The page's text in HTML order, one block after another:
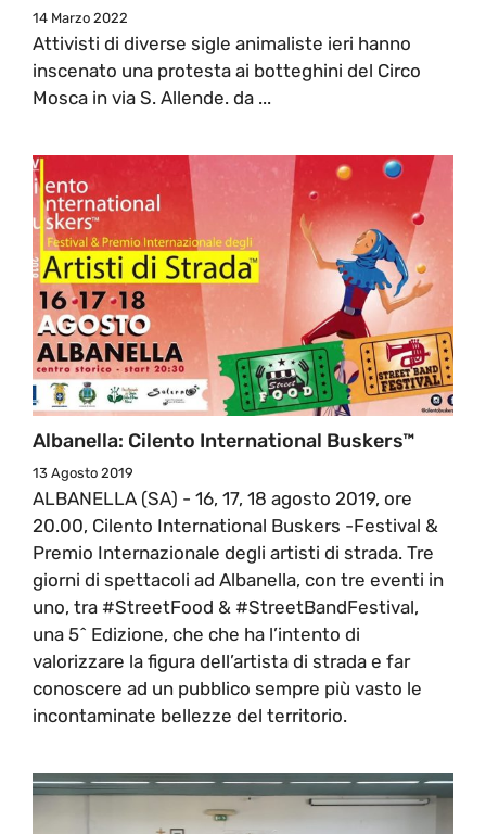
14 Marzo 2022
Attivisti di diverse sigle animaliste ieri hanno
inscenato una protesta ai botteghini del Circo
Mosca in via S. Allende. da ...
Albanella: Cilento International Buskers™
13 Agosto 2019
ALBANELLA (SA) - 16, 17, 18 agosto 2019, ore
20.00, Cilento International Buskers -Festival &
Premio Internazionale degli artisti di strada. Tre
giorni di spettacoli ad Albanella, con tre eventi in
uno, tra #StreetFood & #StreetBandFestival,
una 5^ Edizione, che che ha l’intento di
valorizzare la figura dell’artista di strada e far
conoscere ad un pubblico sempre più vasto le
incontaminate bellezze del territorio.